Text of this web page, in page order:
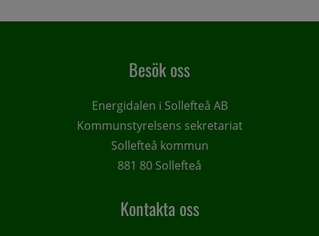
Besök oss
Energidalen i Sollefteå AB
Kommunstyrelsens sekretariat
Sollefteå kommun
881 80 Sollefteå
Kontakta oss